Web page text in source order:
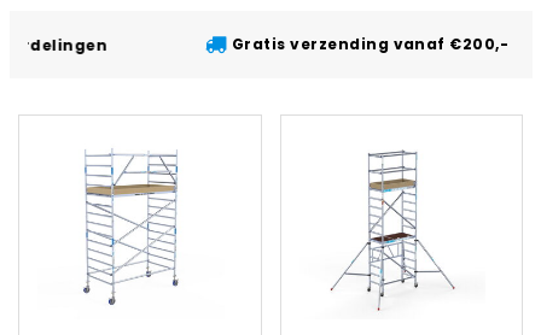
Gratis verzending vanaf €200,- excl. btw